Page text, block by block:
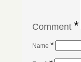
Comment *
Name *